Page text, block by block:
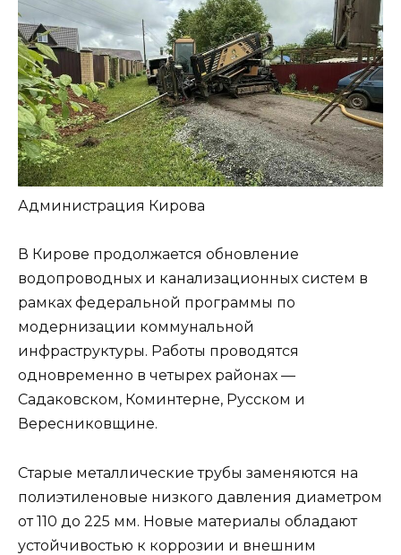
Администрация Кирова
В Кирове продолжается обновление
водопроводных и канализационных систем в
рамках федеральной программы по
модернизации коммунальной
инфраструктуры. Работы проводятся
одновременно в четырех районах —
Садаковском, Коминтерне, Русском и
Вересниковщине.
Старые металлические трубы заменяются на
полиэтиленовые низкого давления диаметром
от 110 до 225 мм. Новые материалы обладают
устойчивостью к коррозии и внешним